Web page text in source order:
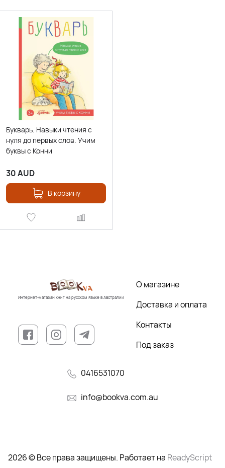
Букварь. Навыки чтения с
нуля до первых слов. Учим
буквы с Конни
30AUD
В корзину
Интернет-магазин книг на русском языке в Австралии
О магазине
Доставка и оплата
Контакты
Под заказ
0416531070
info@bookva.com.au
2026 © Все права защищены. Работает на ReadyScript